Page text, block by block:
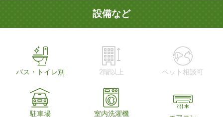
設備など
バス・トイレ別 2階以上 ペット相談可
駐車場
室内洗濯機